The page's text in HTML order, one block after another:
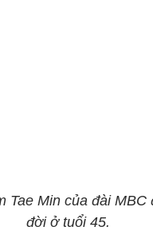
Tae Min của đài MBC
đời ở tuổi 45.